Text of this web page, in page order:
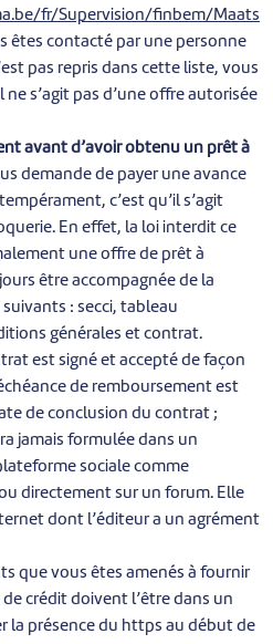
fr/Supervision/finbem/Maats
êtes contacté par une personne
pas repris dans cette liste, vous
ne s’agit pas d’une offre autorisée
avant d’avoir obtenu un prêt à
demande de payer une avance
c’est qu’il s’agit
En effet, la loi interdit ce
une offre de prêt à
être accompagnée de la
: secci, tableau
générales et contrat.
est signé et accepté de façon
de remboursement est
de conclusion du contrat ;
jamais formulée dans un
sociale comme
directement sur un forum. Elle
dont l’éditeur a un agrément
que vous êtes amenés à fournir
crédit doivent l’être dans un
la présence du https au début de